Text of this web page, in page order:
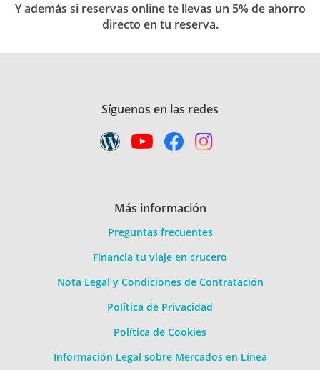
Y además si reservas online te llevas un 5% de ahorro
directo en tu reserva.
Síguenos en las redes
Más información
Preguntas frecuentes
Financia tu viaje en crucero
Nota Legal y Condiciones de Contratación
Política de Privacidad
Política de Cookies
Información Legal sobre Mercados en Línea